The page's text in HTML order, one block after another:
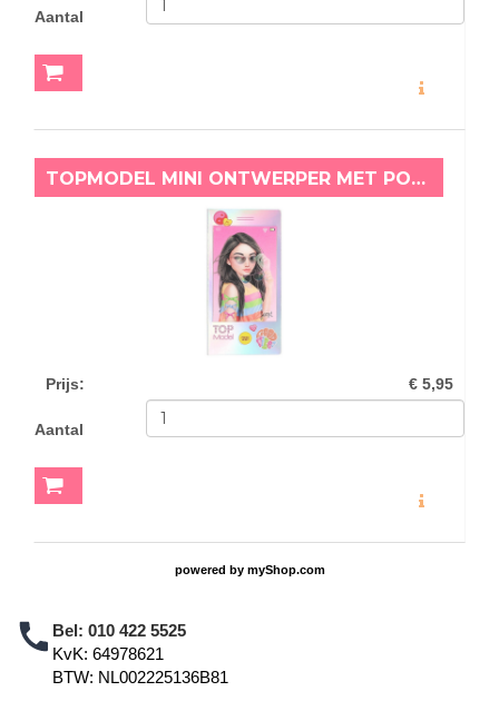
Aantal
TOPMODEL MINI ONTWERPER MET POPMUZIEK GOOD VIBES
Prijs: € 5,95
Aantal
powered by myShop.com
Bel: 010 422 5525
KvK: 64978621
BTW: NL002225136B81